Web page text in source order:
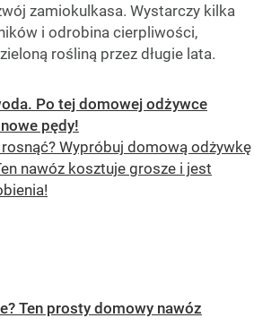
zamiokulkasa. Wystarczy kilka
i odrobina cierpliwości,
rośliną przez długie lata.
Po tej domowej odżywce
pędy!
Wypróbuj domową odżywkę
nawóz kosztuje grosze i jest
Ten prosty domowy nawóz